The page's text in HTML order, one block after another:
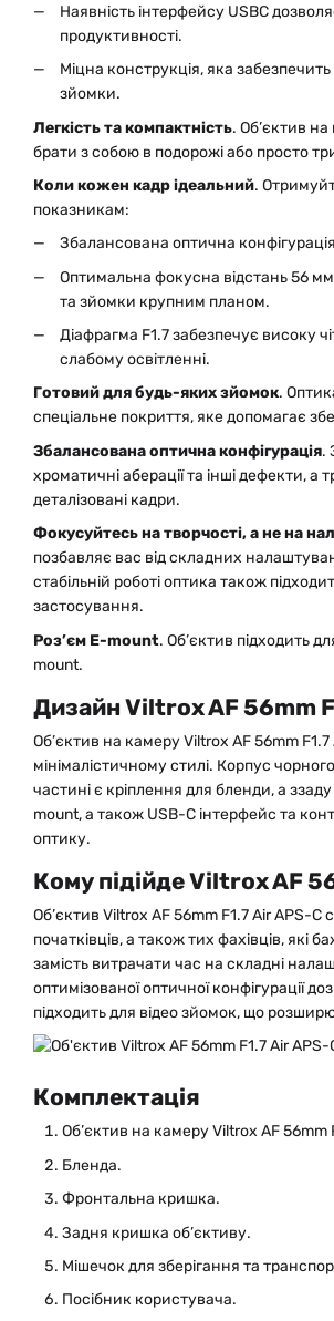
Наявність інтерфейсу USBC
продуктивності.
Міцна конструкція, яка
зйомки.
Легкість та компактність. Об’єктив
брати з собою в подорожі або просто
Коли кожен кадр ідеальний.
показникам:
Збалансована оптична
Оптимальна фокусна відстань 56
та зйомки крупним планом.
Діафрагма F1.7 забезпечує високу
слабому освітленні.
Готовий для будь-яких зйомок.
спеціальне покриття, яке допомагає
Збалансована оптична конфігурація.
хроматичні аберації та інші дефекти,
деталізовані кадри.
Фокусуйтесь на творчості, а не на
позбавляє вас від складних
стабільній роботі оптика також
застосування.
Роз’єм E-mount. Об’єктив підходить
mount.
Дизайн Viltrox AF 56mm
Об’єктив на камеру Viltrox AF 56mm
мінімалістичному стилі. Корпус
частині є кріплення для бленди, а
mount, а також USB-C інтерфейс та
оптику.
Кому підійде Viltrox AF
Об’єктив Viltrox AF 56mm F1.7 Air APS-
початківців, а також тих фахівців, які
замість витрачати час на складні
оптимізованої оптичної конфігурації
підходить для відео зйомок, що
Комплектація
Об’єктив на камеру Viltrox AF 56mm
Бленда.
Фронтальна кришка.
Задня кришка об’єктиву.
Мішечок для зберігання та
Посібник користувача.